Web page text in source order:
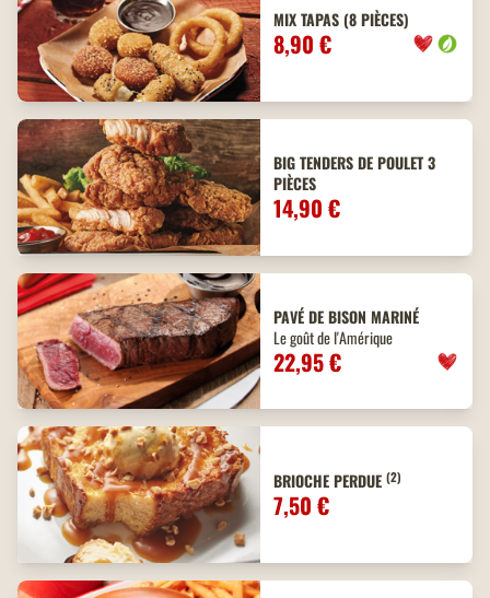
MIX TAPAS (8 PIÈCES)
8,90 €
BIG TENDERS DE POULET 3
PIÈCES
14,90 €
PAVÉ DE BISON MARINÉ
Le goût de l'Amérique
22,95 €
BRIOCHE PERDUE (2)
7,50 €